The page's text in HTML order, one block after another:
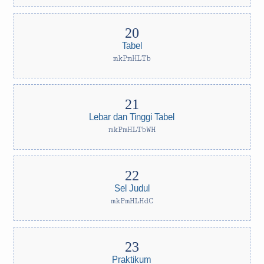
Tabel
mkPmHLTb
Lebar dan Tinggi Tabel
mkPmHLTbWH
Sel Judul
mkPmHLHdC
Praktikum